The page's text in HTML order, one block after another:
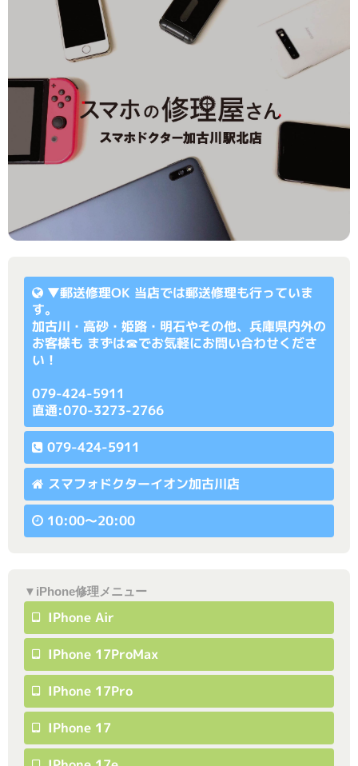
▼郵送修理OK 当店では郵送修理も行っていま
す。
加古川・高砂・姫路・明石やその他、兵庫県内外の
お客様も まずは☎でお気軽にお問い合わせくださ
い！
079-424-5911
直通:070-3273-2766
079-424-5911
スマフォドクターイオン加古川店
10:00〜20:00
▼iPhone修理メニュー
IPhone Air
IPhone 17ProMax
IPhone 17Pro
IPhone 17